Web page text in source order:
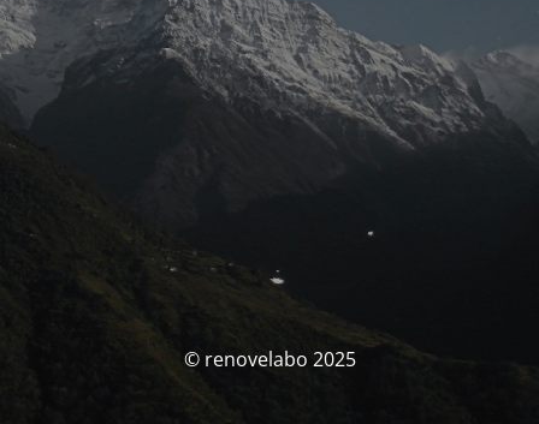
© renovelabo 2025